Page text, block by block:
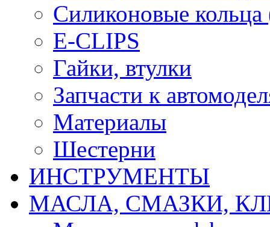
Силиконовые
E-CLIPS
Гайки, втулки
Запчасти к
Материалы
Шестерни
ИНСТРУМЕНТЫ
МАСЛА, СМАЗКИ,